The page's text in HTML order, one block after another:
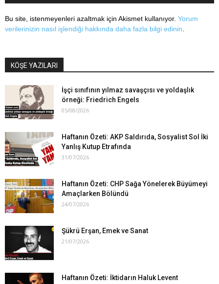
Bu site, istenmeyenleri azaltmak için Akismet kullanıyor. Yorum
verilerinizin nasıl işlendiği hakkında daha fazla bilgi edinin
KÖŞE YAZILARI
İşçi sınıfının yılmaz savaşçısı ve yoldaşlık
örneği: Friedrich Engels
05/08/2026
Haftanın Özeti: AKP Saldırıda, Sosyalist Sol İki
Yanlış Kutup Etrafında
31/07/2026
Haftanın Özeti: CHP Sağa Yönelerek Büyümeyi
Amaçlarken Bölündü
24/07/2026
Şükrü Erşan, Emek ve Sanat
21/07/2026
Haftanın Özeti: İktidarın Haluk Levent